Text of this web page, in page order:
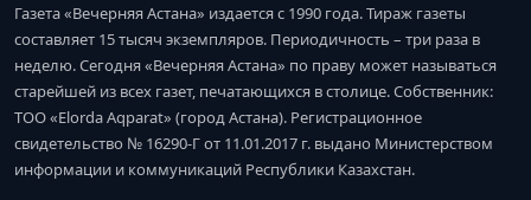
Газета «Вечерняя Астана» издается с 1990 года. Тираж газеты
составляет 15 тысяч экземпляров. Периодичность – три раза в
неделю. Сегодня «Вечерняя Астана» по праву может называться
старейшей из всех газет, печатающихся в столице. Собственник:
ТОО «Elorda Aqparat» (город Астана). Регистрационное
свидетельство № 16290-Г от 11.01.2017 г. выдано Министерством
информации и коммуникаций Республики Казахстан.